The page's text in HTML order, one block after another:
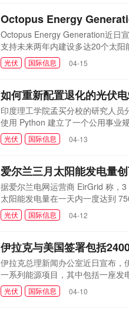
Octopus Energy
Octopus Energy Generation近日
支持未来两年内建设多达20个太
(ORI SCSp)进行，由Octopus
场规模各异，涵盖小型到中型装置
光伏 国际信息 04-15
如何重新配置​​退化的光伏
印度理工学院孟买分校的研究人
使用 Python 建立了一个公用事业
国的项目经济可行性进行了分析。
提高发电量的唯一选择。 在本文
光伏 国际信息 04-13
爱尔兰三月太阳能发电量
据爱尔兰电网运营商 EirGrid 称，
太阳能发电量在一天内一度达到
总体而言，3 月份是爱尔兰历史上
了纪录。3 月 14 日，电网规模的
光伏 国际信息 04-12
伊拉克与美国签署包括
伊拉克总理新闻办公室近日宣布，
一系列能源项目，其中包括一座发
指出，该部门与美国UGT
阳能项目。此前，美国总统唐纳德
光伏 国际信息 04-10